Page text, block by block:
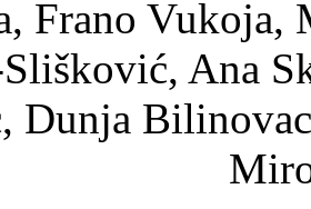
Frano
Ana
Dunja